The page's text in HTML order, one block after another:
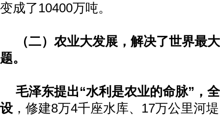
变成了 10400万吨。
（二）农业大发展，解决了世界最
题。
毛泽东提出“水利是农业的命脉”，
设 ，修建8万4千座水库、 17万公里河